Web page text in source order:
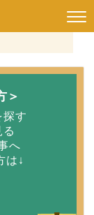
＞
す
へ
は↓